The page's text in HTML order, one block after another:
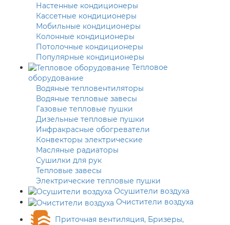
Настенные кондиционеры
Кассетные кондиционеры
Мобильные кондиционеры
Колонные кондиционеры
Потолочные кондиционеры
Популярные кондиционеры
Тепловое
оборудование
Водяные тепловентиляторы
Водяные тепловые завесы
Газовые тепловые пушки
Дизельные тепловые пушки
Инфракрасные обогреватели
Конвекторы электрические
Масляные радиаторы
Сушилки для рук
Тепловые завесы
Электрические тепловые пушки
Осушители воздуха
Очистители воздуха
Приточная вентиляция, Бризеры,